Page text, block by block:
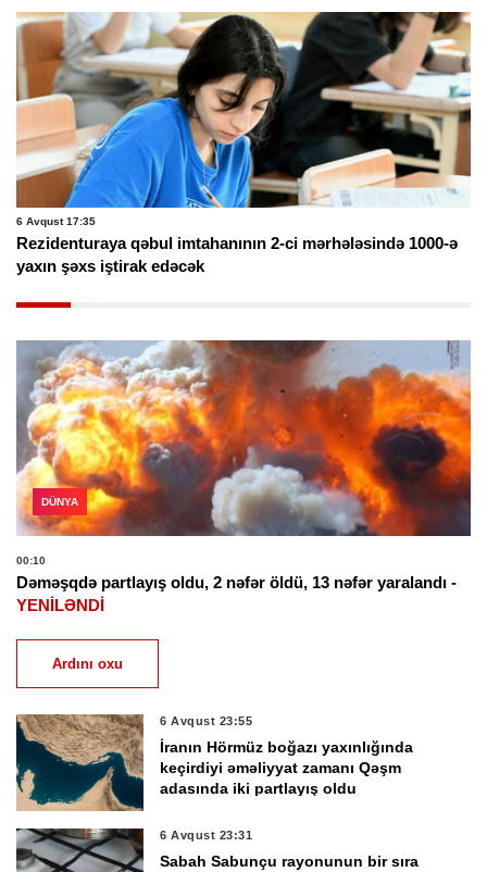
6 Avqust 17:35
Rezidenturaya qəbul imtahanının 2-ci mərhələsində 1000-ə
yaxın şəxs iştirak edəcək
DÜNYA
00:10
Dəməşqdə partlayış oldu, 2 nəfər öldü, 13 nəfər yaralandı -
YENİLƏNDİ
Ardını oxu
6 Avqust 23:55
İranın Hörmüz boğazı yaxınlığında
keçirdiyi əməliyyat zamanı Qəşm
adasında iki partlayış oldu
6 Avqust 23:31
Sabah Sabunçu rayonunun bir sıra